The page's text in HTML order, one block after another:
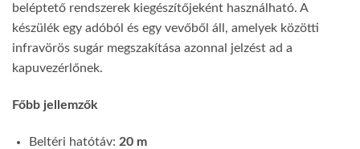
beléptető rendszerek kiegészítőjeként használható. A
készülék egy adóból és egy vevőből áll, amelyek közötti
infravörös sugár megszakítása azonnal jelzést ad a
kapuvezérlőnek.
Főbb jellemzők
Beltéri hatótáv: 20 m